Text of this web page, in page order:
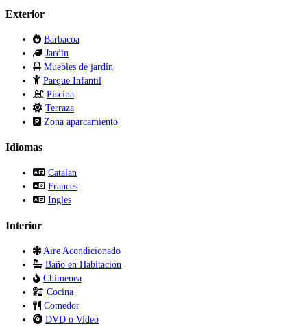
Exterior
Barbacoa
Jardin
Muebles de jardín
Parque Infantil
Piscina
Terraza
Zona aparcamiento
Idiomas
Catalan
Frances
Ingles
Interior
Aire Acondicionado
Baño en Habitacion
Chimenea
Cocina
Comedor
DVD o Video